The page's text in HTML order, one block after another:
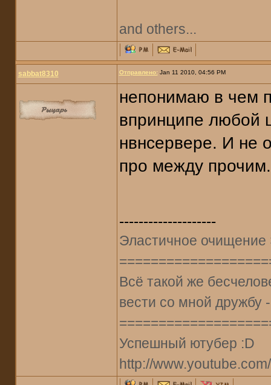
and others...
sabbat8310 Отправлено:Jan 11 2010, 04:56 PM
непонимаю в чем
впринципе любой
нвнсервере. И не
про между
--------------------
Эластичное очищение
Всё такой же
вести со мной дружбу
Успешный ютубер :D
http://